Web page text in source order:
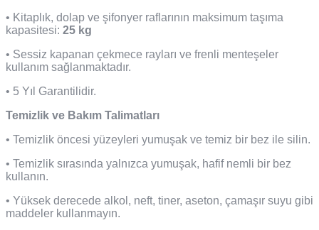
• Kitaplık, dolap ve şifonyer raflarının maksimum taşıma
kapasitesi: 25 kg
• Sessiz kapanan çekmece rayları ve frenli menteşeler
kullanım sağlanmaktadır.
• 5 Yıl Garantilidir.
Temizlik ve Bakım Talimatları
• Temizlik öncesi yüzeyleri yumuşak ve temiz bir bez ile silin.
• Temizlik sırasında yalnızca yumuşak, hafif nemli bir bez
kullanın.
• Yüksek derecede alkol, neft, tiner, aseton, çamaşır suyu gibi
maddeler kullanmayın.